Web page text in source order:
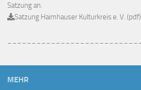
Satzung an.
Satzung Haimhauser Kulturkreis e. V. (pdf)
MEHR